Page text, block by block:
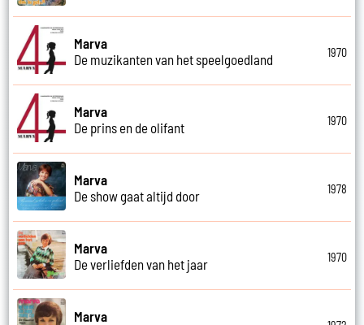
Marva
De muzikanten van het speelgoedland
1970
Marva
De prins en de olifant
1970
Marva
De show gaat altijd door
1978
Marva
De verliefden van het jaar
1970
Marva